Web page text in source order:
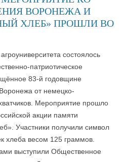
ВОРОНЕЖА И
ХЛЕБ» ПРОШЛИ ВО
состоялось
патриотическое
83-й годовщине
от немецко-
Мероприятие прошло
акции памяти
Участники получили символ
хлеба весом 125 граммов.
выступили Общественное